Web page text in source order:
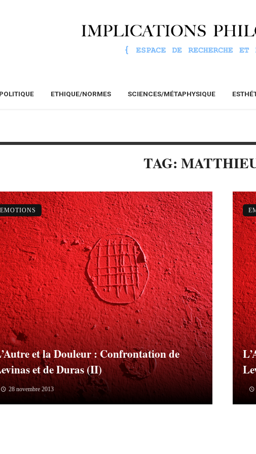
ETHIQUE/NORMES SCIENCES/MÉTAPHYSIQUE
TAG:
et la Douleur : Confrontation de
et de Duras (II)
28 novembre 2013
EMOTIONS